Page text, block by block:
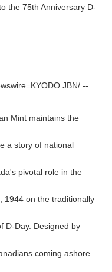
the 75th Anniversary D-
JBN/ --
Mint maintains the
a story of national
pivotal role in the
1944 on the traditionally
D-Day. Designed by
coming ashore